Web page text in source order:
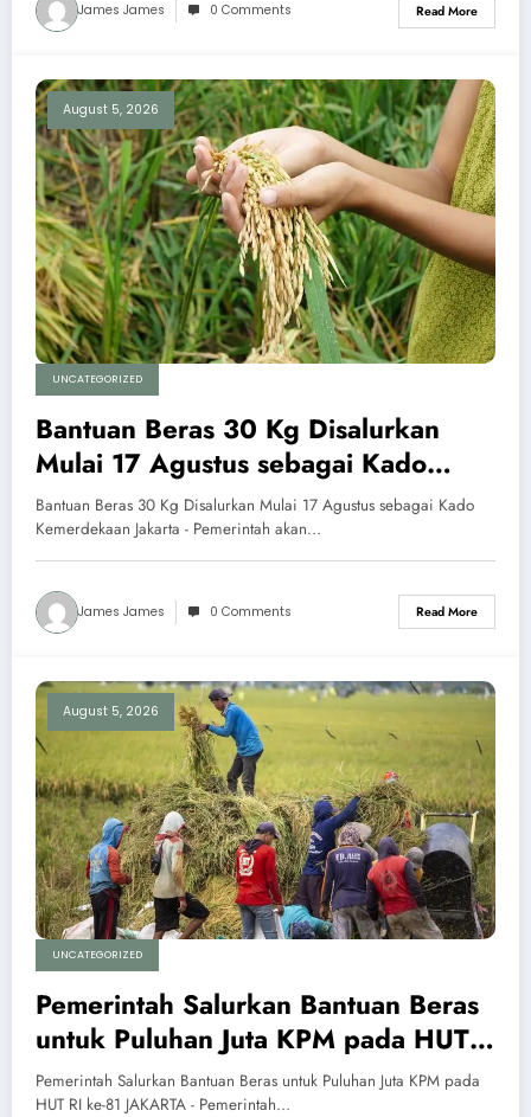
James James 0 Comments Read More
August 5, 2026
UNCATEGORIZED
Bantuan Beras 30 Kg Disalurkan
Mulai 17 Agustus sebagai Kado
Kemerdekaan
Bantuan Beras 30 Kg Disalurkan Mulai 17 Agustus sebagai Kado
Kemerdekaan Jakarta - Pemerintah akan…
James James 0 Comments Read More
August 5, 2026
UNCATEGORIZED
Pemerintah Salurkan Bantuan Beras
untuk Puluhan Juta KPM pada HUT
RI ke-81
Pemerintah Salurkan Bantuan Beras untuk Puluhan Juta KPM pada
HUT RI ke-81 JAKARTA - Pemerintah…